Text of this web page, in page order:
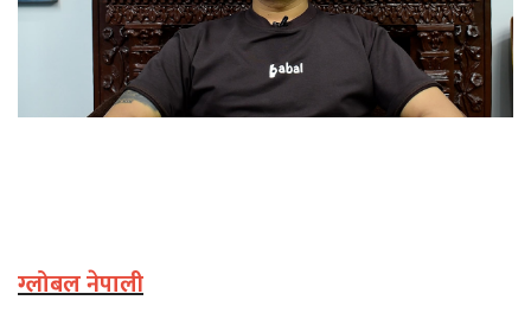
ग्लोबल नेपाली